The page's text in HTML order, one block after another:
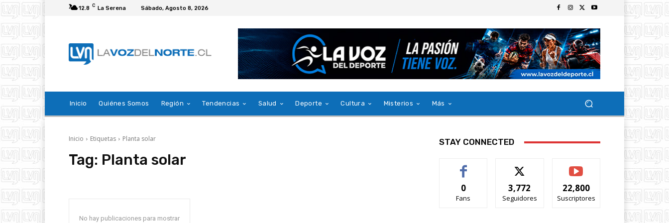
12.8 C La Serena Sábado, Agosto 8, 2026
Inicio Quiénes Somos Región Tendencias Salud Deporte Cultura Misterios Más
Inicio Etiquetas Planta solar
Tag: Planta solar
No hay publicaciones para mostrar
STAY CONNECTED
0
Fans
3,772
Seguidores
22,800
Suscriptores